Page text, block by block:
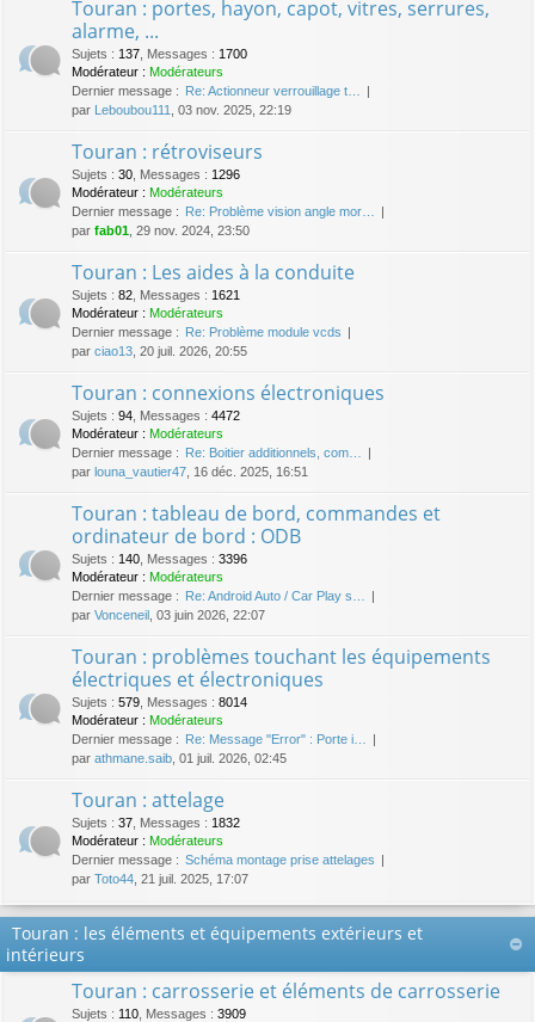
Touran : portes, hayon, capot, vitres, serrures,
alarme, ...
Sujets : 137 Messages : 1700
Modérateur : Modérateurs
Dernier message : Re: Actionneur verrouillage t…
par Leboubou111 , 03 nov. 2025, 22:19
Touran : rétroviseurs
Sujets : 30 Messages : 1296
Modérateur : Modérateurs
Dernier message : Re: Problème vision angle mor…
par fab01 , 29 nov. 2024, 23:50
Touran : Les aides à la conduite
Sujets : 82 Messages : 1621
Modérateur : Modérateurs
Dernier message : Re: Problème module vcds
par ciao13 , 20 juil. 2026, 20:55
Touran : connexions électroniques
Sujets : 94 Messages : 4472
Modérateur : Modérateurs
Dernier message : Re: Boitier additionnels, com…
par louna_vautier47 , 16 déc. 2025, 16:51
Touran : tableau de bord, commandes et
ordinateur de bord : ODB
Sujets : 140 Messages : 3396
Modérateur : Modérateurs
Dernier message : Re: Android Auto / Car Play s…
par Vonceneil , 03 juin 2026, 22:07
Touran : problèmes touchant les équipements
électriques et électroniques
Sujets : 579 Messages : 8014
Modérateur : Modérateurs
Dernier message : Re: Message "Error" : Porte i…
par athmane.saib , 01 juil. 2026, 02:45
Touran : attelage
Sujets : 37 Messages : 1832
Modérateur : Modérateurs
Dernier message : Schéma montage prise attelages
par Toto44 , 21 juil. 2025, 17:07
Touran : les éléments et équipements extérieurs et
intérieurs
Touran : carrosserie et éléments de carrosserie
Sujets : 110 Messages : 3909